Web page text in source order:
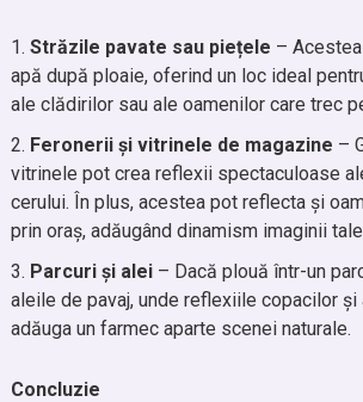
Străzile pavate sau piețele –
apă după ploaie, oferind un loc ideal
ale clădirilor sau ale oamenilor care trec
Feronerii și vitrinele de magazine –
vitrinele pot crea reflexii spectaculoase
cerului. În plus, acestea pot reflecta și
prin oraș, adăugând dinamism imaginii
Parcuri și alei– Dacă plouă într-un
aleile de pavaj, unde reflexiile copacilor și
adăuga un farmec aparte scenei naturale.
Concluzie